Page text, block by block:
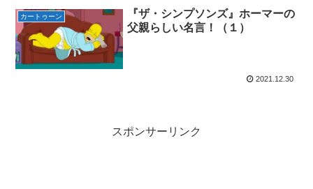
カートゥーン
『ザ・シンプソンズ』ホーマーの
父親らしい名言！（１）
2021.12.30
スポンサーリンク